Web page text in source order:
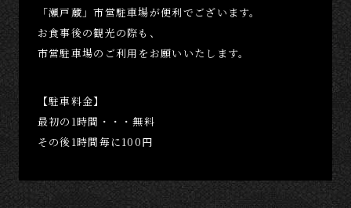
「瀬戸蔵」市営駐車場が便利でございます。
お食事後の観光の際も、
市営駐車場のご利用をお願いいたします。
【駐車料金】
最初の1時間・・・無料
その後1時間毎に100円